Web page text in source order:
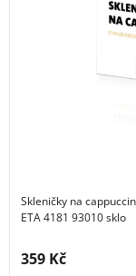
Skleničky na
ETA 4181 93010 sklo
Cena s DPH:
359 Kč